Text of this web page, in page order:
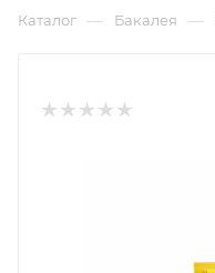
Каталог — Бакалея —